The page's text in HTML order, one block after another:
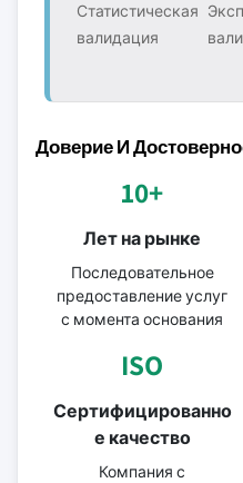
Статистическая
валидация
Доверие И
10+
Лет на рынке
Последовательное
предоставление услуг
с момента основания
ISO
Сертифицированно
е качество
Компания с